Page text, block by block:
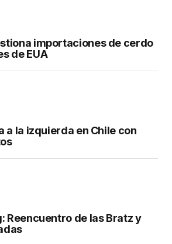
importaciones de cerdo
de EUA
a la izquierda en Chile con
Reencuentro de las Bratz y